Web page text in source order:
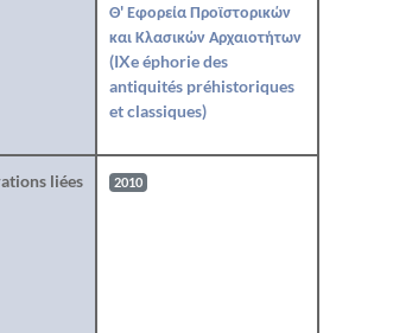
Θ' Εφορεία Προϊστορικών
και Κλασικών Αρχαιοτήτων
(IXe éphorie des
antiquités préhistoriques
et classiques)
liées 2010